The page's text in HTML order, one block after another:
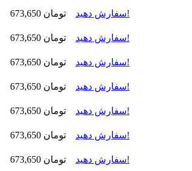
673,650 تومان سفارش دهید!
673,650 تومان سفارش دهید!
673,650 تومان سفارش دهید!
673,650 تومان سفارش دهید!
673,650 تومان سفارش دهید!
673,650 تومان سفارش دهید!
673,650 تومان سفارش دهید!